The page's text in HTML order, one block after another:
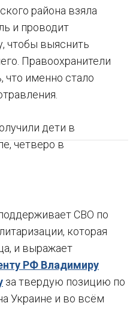
района взяла
и проводит
чтобы выяснить
Правоохранители
что именно стало
дети в
четверо в
СВО по
которая
и выражает
РФ Владимиру
за твердую позицию по
Украине и во всём